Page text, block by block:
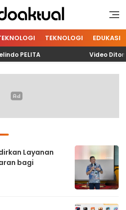
Aktual
TEKNOLOGI EDUKASI
PELITA Video
Layanan
bagi